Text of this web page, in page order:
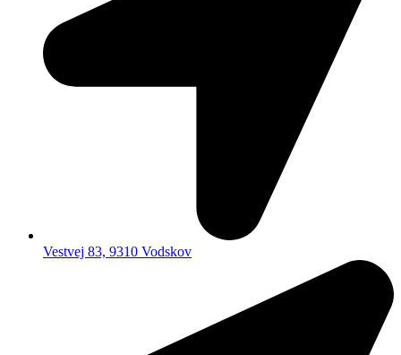
Vestvej 83, 9310 Vodskov